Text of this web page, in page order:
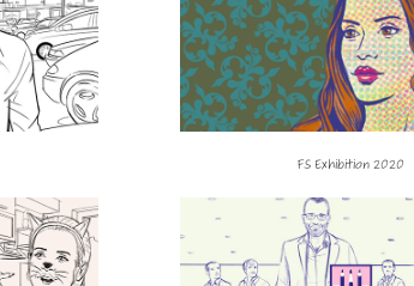
FS Exhibition 2020